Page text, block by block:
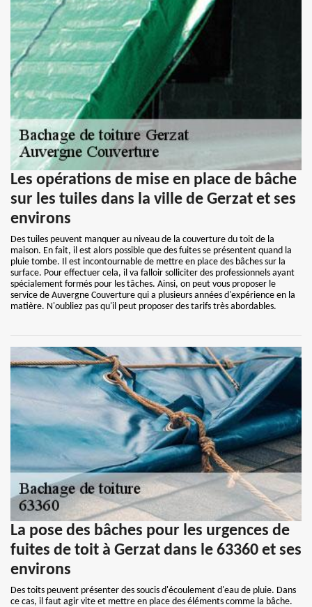
Les opérations de mise en place de bâche
sur les tuiles dans la ville de Gerzat et ses
environs
Des tuiles peuvent manquer au niveau de la couverture du toit de la
maison. En fait, il est alors possible que des fuites se présentent quand la
pluie tombe. Il est incontournable de mettre en place des bâches sur la
surface. Pour effectuer cela, il va falloir solliciter des professionnels ayant
spécialement formés pour les tâches. Ainsi, on peut vous proposer le
service de Auvergne Couverture qui a plusieurs années d'expérience en la
matière. N'oubliez pas qu'il peut proposer des tarifs très abordables.
La pose des bâches pour les urgences de
fuites de toit à Gerzat dans le 63360 et ses
environs
Des toits peuvent présenter des soucis d'écoulement d'eau de pluie. Dans
ce cas, il faut agir vite et mettre en place des éléments comme la bâche.